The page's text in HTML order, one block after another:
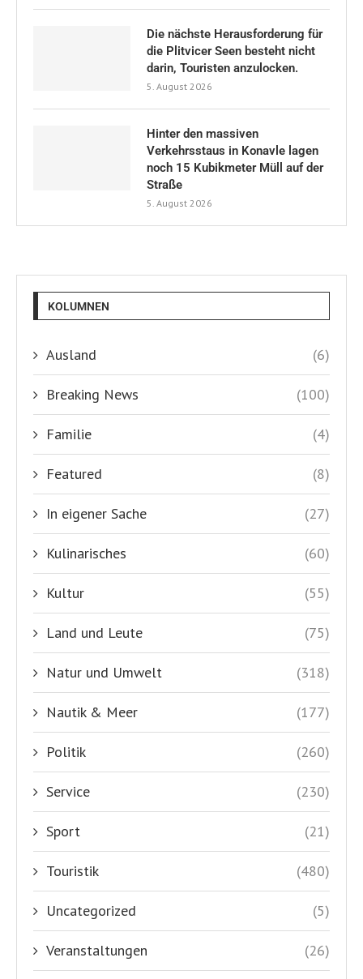
Die nächste Herausforderung für
die Plitvicer Seen besteht nicht
darin, Touristen anzulocken.
5. August 2026
Hinter den massiven
Verkehrsstaus in Konavle lagen
noch 15 Kubikmeter Müll auf der
Straße
5. August 2026
KOLUMNEN
Ausland (6)
Breaking News (100)
Familie (4)
Featured (8)
In eigener Sache (27)
Kulinarisches (60)
Kultur (55)
Land und Leute (75)
Natur und Umwelt (318)
Nautik & Meer (177)
Politik (260)
Service (230)
Sport (21)
Touristik (480)
Uncategorized (5)
Veranstaltungen (26)